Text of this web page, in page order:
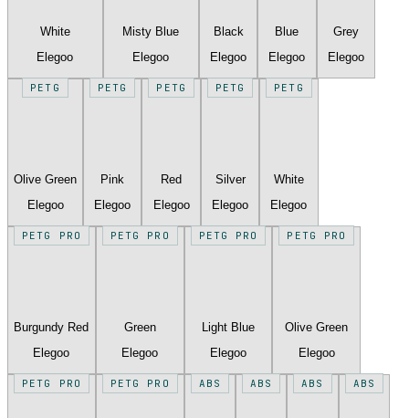
White
Elegoo
Misty Blue
Elegoo
Black
Elegoo
Blue
Elegoo
Grey
Elegoo
PETG
Olive Green
Elegoo
PETG
Pink
Elegoo
PETG
Red
Elegoo
PETG
Silver
Elegoo
PETG
White
Elegoo
PETG PRO
Burgundy Red
Elegoo
PETG PRO
Green
Elegoo
PETG PRO
Light Blue
Elegoo
PETG PRO
Olive Green
Elegoo
PETG PRO PETG PRO ABS ABS ABS ABS